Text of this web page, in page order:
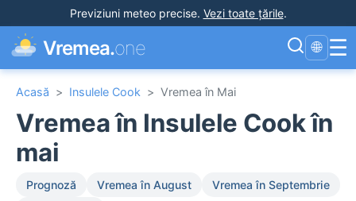
Previziuni meteo precise. Vezi toate țările.
Vremea.one 🌐 ☰
Acasă > Insulele Cook > Vremea în Mai
Vremea în Insulele Cook în
mai
Prognoză Vremea în August
Vremea în Septembrie